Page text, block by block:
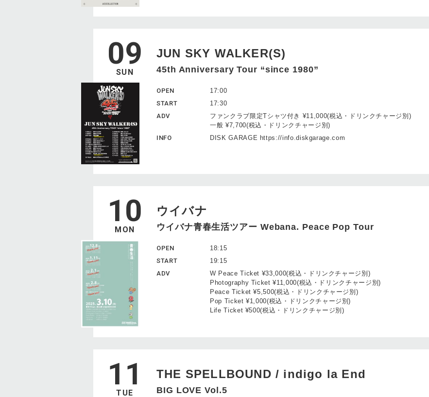
09
SUN
JUN SKY WALKER(S)
45th Anniversary Tour “since 1980”
OPEN
17:00
START
17:30
ADV
ファンクラブ限定Tシャツ付き ¥11,000(税込・ドリンクチャージ別)
一般 ¥7,700(税込・ドリンクチャージ別)
INFO
DISK GARAGE https://info.diskgarage.com
10
MON
ウイバナ
ウイバナ青春生活ツアー Webana. Peace Pop Tour
OPEN
18:15
START
19:15
ADV
W Peace Ticket ¥33,000(税込・ドリンクチャージ別)
Photography Ticket ¥11,000(税込・ドリンクチャージ別)
Peace Ticket ¥5,500(税込・ドリンクチャージ別)
Pop Ticket ¥1,000(税込・ドリンクチャージ別)
Life Ticket ¥500(税込・ドリンクチャージ別)
11
TUE
THE SPELLBOUND / indigo la End
BIG LOVE Vol.5